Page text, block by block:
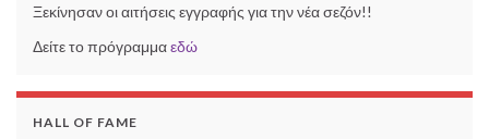
Ξεκίνησαν οι αιτήσεις εγγραφής για την νέα σεζόν!!
Δείτε το πρόγραμμαεδώ
HALL OF FAME